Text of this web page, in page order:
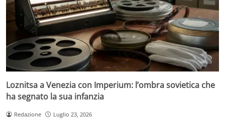
Loznitsa a Venezia con Imperium: l’ombra sovietica che
ha segnato la sua infanzia
Redazione Luglio 23, 2026